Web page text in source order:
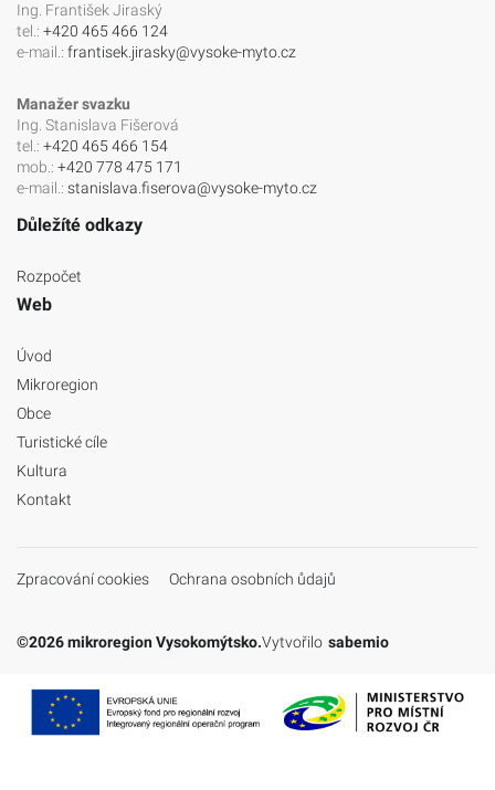
Ing. František Jiraský
tel.: +420 465 466 124
e-mail.: frantisek.jirasky@vysoke-myto.cz
Manažer svazku
Ing. Stanislava Fišerová
tel.: +420 465 466 154
mob.: +420 778 475 171
e-mail.: stanislava.fiserova@vysoke-myto.cz
Důležíté odkazy
Rozpočet
Web
Úvod
Mikroregion
Obce
Turistické cíle
Kultura
Kontakt
Zpracování cookies Ochrana osobních ůdajů
©2026 mikroregion Vysokomýtsko.Vytvořilo sabemio